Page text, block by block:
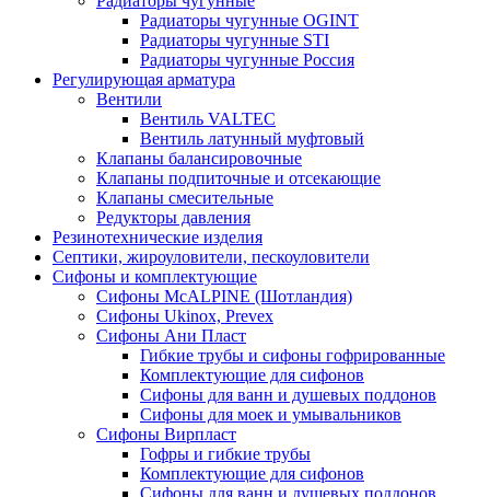
Радиаторы чугунные OGINT
Радиаторы чугунные STI
Радиаторы чугунные Россия
Регулирующая арматура
Вентили
Вентиль VALTEC
Вентиль латунный муфтовый
Клапаны балансировочные
Клапаны подпиточные и отсекающие
Клапаны смесительные
Редукторы давления
Резинотехнические изделия
Септики, жироуловители, пескоуловители
Сифоны и комплектующие
Сифоны McALPINE (Шотландия)
Сифоны Ukinox, Prevex
Сифоны Ани Пласт
Гибкие трубы и сифоны гофрированные
Комплектующие для сифонов
Сифоны для ванн и душевых поддонов
Сифоны для моек и умывальников
Сифоны Вирпласт
Гофры и гибкие трубы
Комплектующие для сифонов
Сифоны для ванн и душевых поддонов